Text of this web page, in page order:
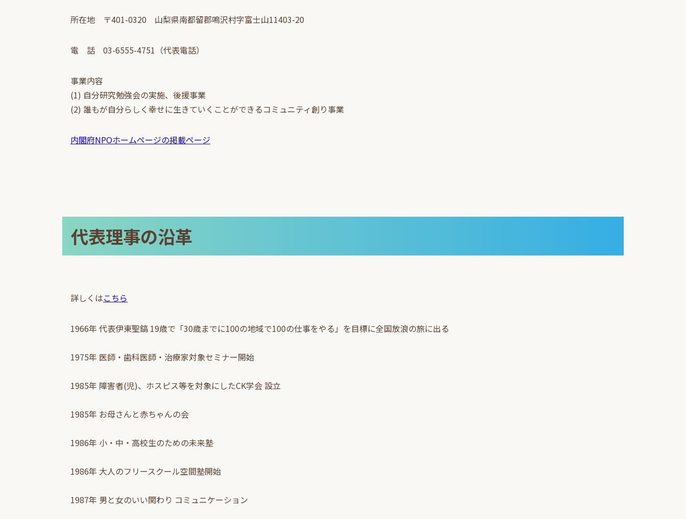
所在地 〒401-0320 山梨県南都留郡鳴沢村字富士山11403-20
電 話 03-6555-4751（代表電話）
事業内容
(1) 自分研究勉強会の実施、後援事業
(2) 誰もが自分らしく幸せに生きていくことができるコミュニティ創り事業
内閣府NPOホームページの掲載ページ
代表理事の沿革
詳しくはこちら
1966年 代表伊東聖鎬 19歳で「30歳までに100の地域で100の仕事をやる」を目標に全国放浪の旅に出る
1975年 医師・歯科医師・治療家対象セミナー開始
1985年 障害者(児)、ホスピス等を対象にしたCK学会 設立
1985年 お母さんと赤ちゃんの会
1986年 小・中・高校生のための未来塾
1986年 大人のフリースクール空間塾開始
1987年 男と女のいい関わり コミュニケーション